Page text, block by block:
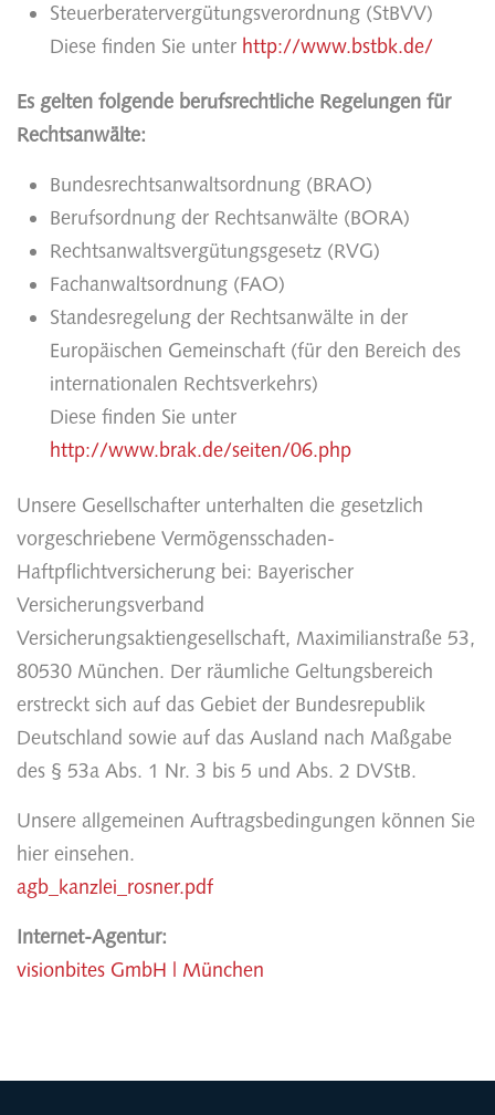
Steuerberatervergütungsverordnung (StBVV)
Diese finden Sie unter http://www.bstbk.de/
Es gelten folgende berufsrechtliche Regelungen für
Rechtsanwälte:
Bundesrechtsanwaltsordnung (BRAO)
Berufsordnung der Rechtsanwälte (BORA)
Rechtsanwaltsvergütungsgesetz (RVG)
Fachanwaltsordnung (FAO)
Standesregelung der Rechtsanwälte in der
Europäischen Gemeinschaft (für den Bereich des
internationalen Rechtsverkehrs)
Diese finden Sie unter
http://www.brak.de/seiten/06.php
Unsere Gesellschafter unterhalten die gesetzlich
vorgeschriebene Vermögensschaden-
Haftpflichtversicherung bei: Bayerischer
Versicherungsverband
Versicherungsaktiengesellschaft, Maximilianstraße 53,
80530 München. Der räumliche Geltungsbereich
erstreckt sich auf das Gebiet der Bundesrepublik
Deutschland sowie auf das Ausland nach Maßgabe
des § 53a Abs. 1 Nr. 3 bis 5 und Abs. 2 DVStB.
Unsere allgemeinen Auftragsbedingungen können Sie
hier einsehen.
agb_kanzlei_rosner.pdf
Internet-Agentur:
visionbites GmbH | München